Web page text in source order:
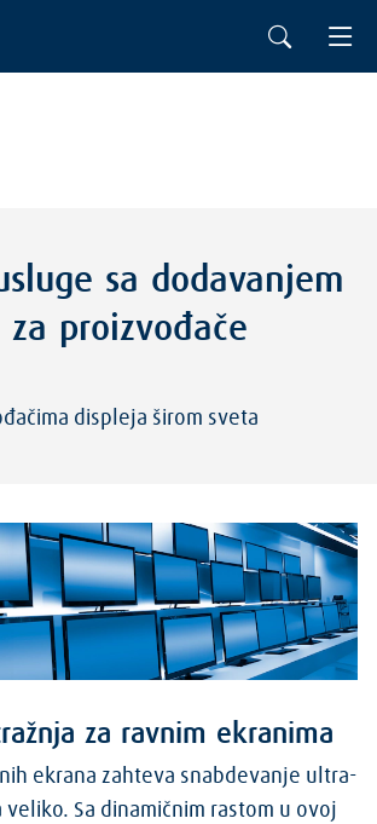
sa dodavanjem
proizvođače
displeja širom sveta
za ravnim ekranima
ekrana zahteva snabdevanje ultra-
veliko. Sa dinamičnim rastom u ovoj